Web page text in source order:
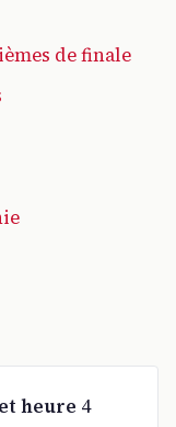
de finale
heure 4